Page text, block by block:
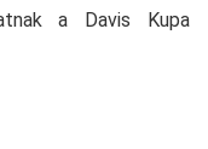
a Davis Kupa